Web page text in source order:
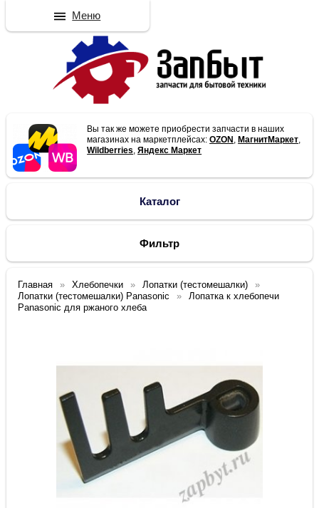
Вы так же можете приобрести запчасти в наших
магазинах на маркетплейсах:OZON , МагнитМаркет,
Wildberries,Яндекс Маркет
Каталог
Фильтр
Главная Хлебопечки
Лопатки (тестомешалки)
Лопатки (тестомешалки) Panasonic
Лопатка к хлебопечи
Panasonic для ржаного хлеба
Меню